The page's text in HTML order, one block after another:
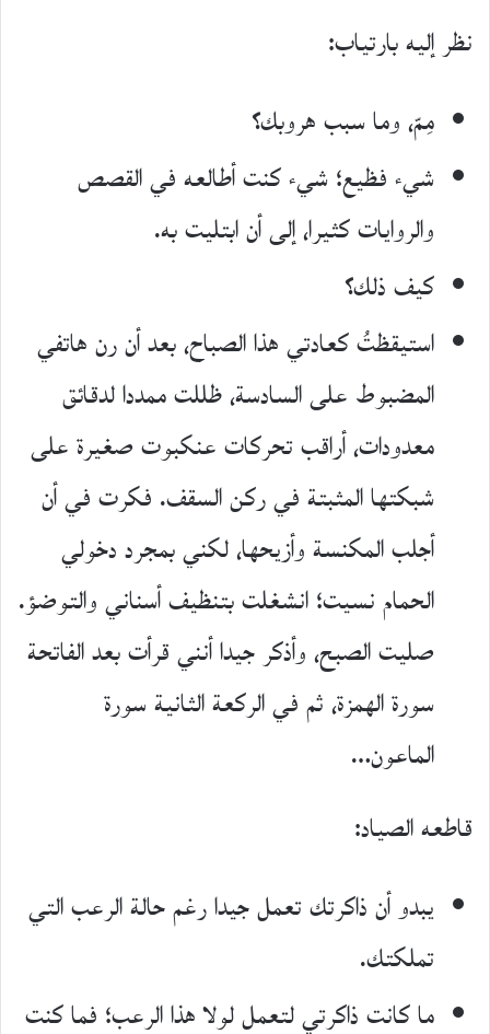
نظر إليه بارتياب:
مِمّ، وما سبب هروبك؟
شيء فظيع؛ شيء كنت أطالعه في القصص
والروايات كثيرا، إلى أن ابتليت به.
كيف ذلك؟
استيقظتُ كعادتي هذا الصباح، بعد أن رن هاتفي
المضبوط على السادسة، ظللت ممددا لدقائق
معدودات، أراقب تحركات عنكبوت صغيرة على
شبكتها المثبتة في ركن السقف. فكرت في أن
أجلب المكنسة وأزيحها، لكني بمجرد دخولي
الحمام نسيت؛ انشغلت بتنظيف أسناني والتوضؤ.
صليت الصبح، وأذكر جيدا أنني قرأت بعد الفاتحة
سورة الهمزة، ثم في الركعة الثانية سورة
الماعون…
قاطعه الصياد:
يبدو أن ذاكرتك تعمل جيدا رغم حالة الرعب التي
تملكتك.
ما كانت ذاكرتي لتعمل لولا هذا الرعب؛ فما كنت